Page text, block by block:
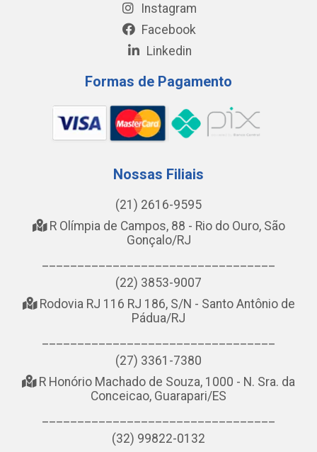
Instagram
Facebook
Linkedin
Formas de Pagamento
Nossas Filiais
(21) 2616-9595
R Olímpia de Campos, 88 - Rio do Ouro, São
Gonçalo/RJ
(22) 3853-9007
Rodovia RJ 116 RJ 186, S/N - Santo Antônio de
Pádua/RJ
(27) 3361-7380
R Honório Machado de Souza, 1000 - N. Sra. da
Conceicao, Guarapari/ES
(32) 99822-0132